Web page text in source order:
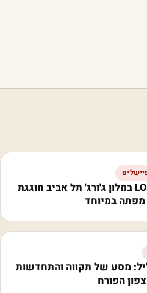
מסעדת LOFT במלון ג'ורג' תל אביב חוגגת
מפתה במיוחד
מסע של תקווה והתחדשות
הפורח